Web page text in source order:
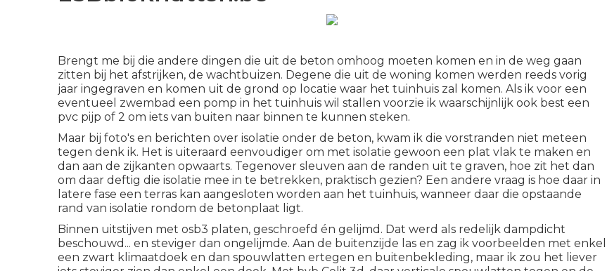
Brengt me bij die andere dingen die uit de beton omhoog moeten komen en in de weg gaan
zitten bij het afstrijken, de wachtbuizen. Degene die uit de woning komen werden reeds vorig
jaar ingegraven en komen uit de grond op locatie waar het tuinhuis zal komen. Als ik voor een
eventueel zwembad een pomp in het tuinhuis wil stallen voorzie ik waarschijnlijk ook best een
pvc pijp of 2 om iets van buiten naar binnen te kunnen steken.
Maar bij foto's en berichten over isolatie onder de beton, kwam ik die vorstranden niet meteen
tegen denk ik. Het is uiteraard eenvoudiger om met isolatie gewoon een plat vlak te maken en
dan aan de zijkanten opwaarts. Tegenover sleuven aan de randen uit te graven, hoe zit het dan
om daar deftig die isolatie mee in te betrekken, praktisch gezien? Een andere vraag is hoe daar in
latere fase een terras kan aangesloten worden aan het tuinhuis, wanneer daar die opstaande
rand van isolatie rondom de betonplaat ligt.
Binnen uitstijven met osb3 platen, geschroefd én gelijmd. Dat werd als redelijk dampdicht
beschouwd... en steviger dan ongelijmde. Aan de buitenzijde las en zag ik voorbeelden met enkel
een zwart klimaatdoek en dan spouwlatten ertegen en buitenbekleding, maar ik zou het liever